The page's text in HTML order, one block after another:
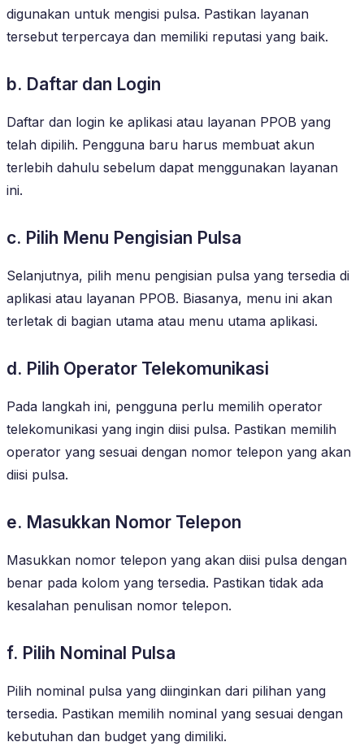
digunakan untuk mengisi pulsa. Pastikan layanan
tersebut terpercaya dan memiliki reputasi yang baik.
b. Daftar dan Login
Daftar dan login ke aplikasi atau layanan PPOB yang
telah dipilih. Pengguna baru harus membuat akun
terlebih dahulu sebelum dapat menggunakan layanan
ini.
c. Pilih Menu Pengisian Pulsa
Selanjutnya, pilih menu pengisian pulsa yang tersedia di
aplikasi atau layanan PPOB. Biasanya, menu ini akan
terletak di bagian utama atau menu utama aplikasi.
d. Pilih Operator Telekomunikasi
Pada langkah ini, pengguna perlu memilih operator
telekomunikasi yang ingin diisi pulsa. Pastikan memilih
operator yang sesuai dengan nomor telepon yang akan
diisi pulsa.
e. Masukkan Nomor Telepon
Masukkan nomor telepon yang akan diisi pulsa dengan
benar pada kolom yang tersedia. Pastikan tidak ada
kesalahan penulisan nomor telepon.
f. Pilih Nominal Pulsa
Pilih nominal pulsa yang diinginkan dari pilihan yang
tersedia. Pastikan memilih nominal yang sesuai dengan
kebutuhan dan budget yang dimiliki.